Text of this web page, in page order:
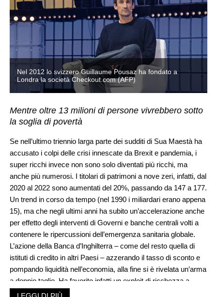
Nel 2012 lo svizzero Guillaume Pousaz ha fondato a
Londra la società Checkout.com (AFP)
Mentre oltre 13 milioni di persone vivrebbero sotto
la soglia di povertà
Se nell’ultimo triennio larga parte dei sudditi di Sua Maestà ha
accusato i colpi delle crisi innescate da Brexit e pandemia, i
super ricchi invece non sono solo diventati più ricchi, ma
anche più numerosi. I titolari di patrimoni a nove zeri, infatti, dal
2020 al 2022 sono aumentati del 20%, passando da 147 a 177.
Un trend in corso da tempo (nel 1990 i miliardari erano appena
15), ma che negli ultimi anni ha subito un’accelerazione anche
per effetto degli interventi di Governi e banche centrali volti a
contenere le ripercussioni dell’emergenza sanitaria globale.
L’azione della Banca d’Inghilterra – come del resto quella di
istituti di credito in altri Paesi – azzerando il tasso di sconto e
pompando liquidità nell’economia, alla fine si è rivelata un’arma
a doppio taglio. Ha favorito infatti un exploit di ricchezza a
beneficio dei miliardari, sulla pelle delle fasce meno abbienti. A